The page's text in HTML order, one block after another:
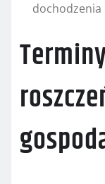
dochodzenia